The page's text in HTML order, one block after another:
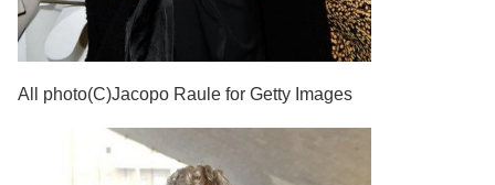
All photo(C)Jacopo Raule for Getty Images